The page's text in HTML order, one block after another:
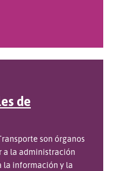
de
son órganos
a la administración
la información y la